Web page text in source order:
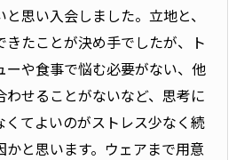
思い入会しました。立地と、
きたことが決め手でしたが、ト
ーや食事で悩む必要がない、他
わせることがないなど、思考に
くてよいのがストレス少なく続
かと思います。ウェアまで用意